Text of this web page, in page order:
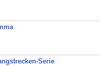
Serie